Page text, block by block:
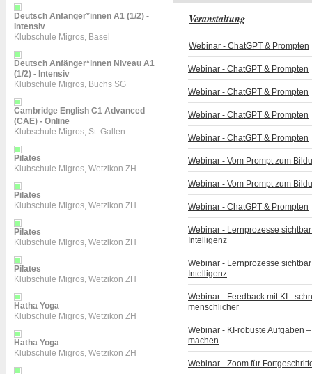
Deutsch Anfänger*innen A1 (1/2) -
Intensiv
Klubschule Migros, Basel
Deutsch Anfänger*innen Niveau A1
(1/2) - Intensiv
Klubschule Migros, Buchs SG
Cambridge English C1 Advanced
(CAE) - Online
Klubschule Migros, St. Gallen
Pilates
Klubschule Migros, Wetzikon ZH
Pilates
Klubschule Migros, Wetzikon ZH
Pilates
Klubschule Migros, Wetzikon ZH
Pilates
Klubschule Migros, Wetzikon ZH
Hatha Yoga
Klubschule Migros, Wetzikon ZH
Hatha Yoga
Klubschule Migros, Wetzikon ZH
Veranstaltung
Webinar - ChatGPT & Prompten
Webinar - ChatGPT & Prompten
Webinar - ChatGPT & Prompten
Webinar - ChatGPT & Prompten
Webinar - ChatGPT & Prompten
Webinar - Vom Prompt zum
Webinar - Vom Prompt zum
Webinar - ChatGPT & Prompten
Webinar - Lernprozesse
Intelligenz
Webinar - Lernprozesse
Intelligenz
Webinar - Feedback mit KI -
menschlicher
Webinar - KI-robuste Aufgaben
machen
Webinar - Zoom für